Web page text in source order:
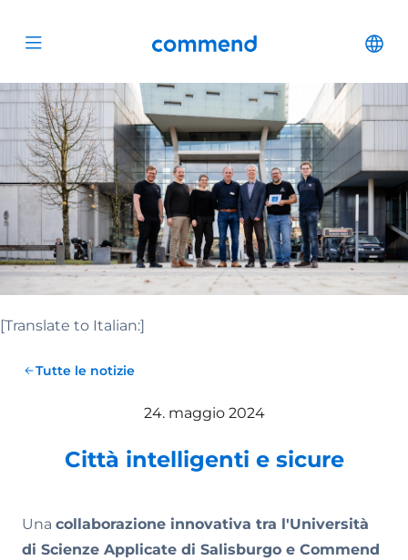
Open menu Commend
[Translate to Italian:]
Tutte le notizie
24. maggio 2024
Città intelligenti e sicure
Una collaborazione innovativa tra l'Università
di Scienze Applicate di Salisburgo e Commend